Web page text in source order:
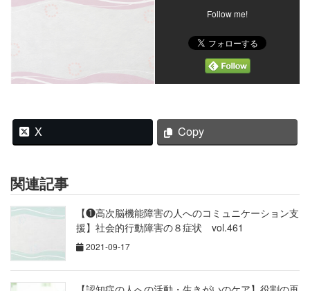
Follow me!
X Copy
関連記事
【❶高次脳機能障害の人へのコミュニケーション支
援】社会的行動障害の８症状 vol.461
2021-09-17